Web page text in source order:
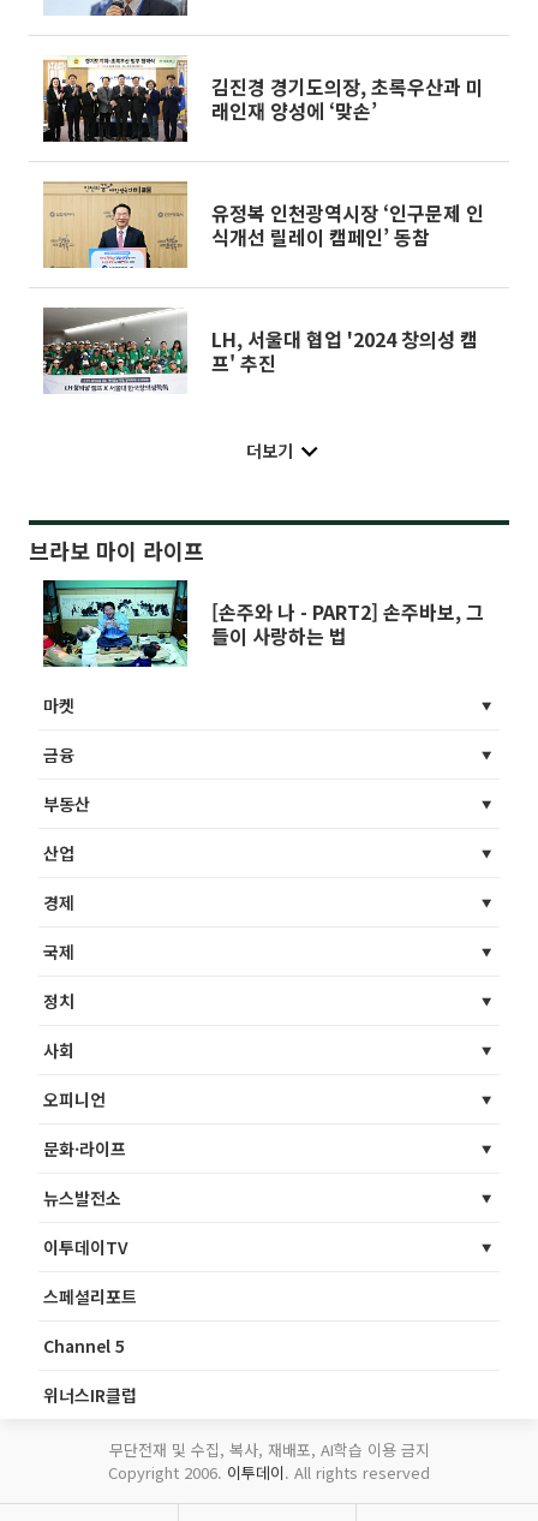
김진경 경기도의장, 초록우산과 미
래인재 양성에 ‘맞손’
유정복 인천광역시장 ‘인구문제 인
식개선 릴레이 캠페인’ 동참
LH, 서울대 협업 '2024 창의성 캠
프' 추진
더보기
브라보 마이 라이프
[손주와 나 - PART2] 손주바보, 그
들이 사랑하는 법
마켓
금융
부동산
산업
경제
국제
정치
사회
오피니언
문화·라이프
뉴스발전소
이투데이TV
스페셜리포트
Channel 5
위너스IR클럽
무단전재 및 수집, 복사, 재배포, AI학습 이용 금지
Copyright 2006. 이투데이. All rights reserved